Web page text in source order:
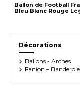
Ballon de Football
Bleu Blanc Rouge
Décorations
Ballons - Arches
Fanion –